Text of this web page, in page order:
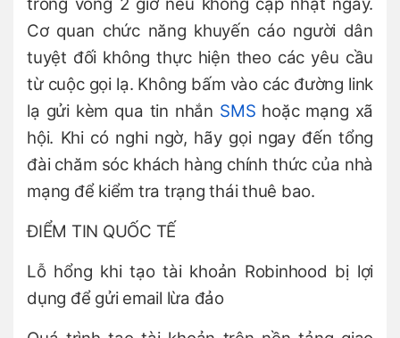
trong vòng 2 giờ nếu không cập nhật ngay.
Cơ quan chức năng khuyến cáo người dân
tuyệt đối không thực hiện theo các yêu cầu
từ cuộc gọi lạ. Không bấm vào các đường link
lạ gửi kèm qua tin nhắn SMS hoặc mạng xã
hội. Khi có nghi ngờ, hãy gọi ngay đến tổng
đài chăm sóc khách hàng chính thức của nhà
mạng để kiểm tra trạng thái thuê bao.
ĐIỂM TIN QUỐC TẾ
Lỗ hổng khi tạo tài khoản Robinhood bị lợi
dụng để gửi email lừa đảo